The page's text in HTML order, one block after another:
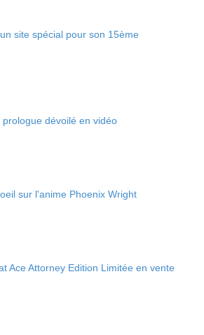
site spécial pour son 15ème
dévoilé en vidéo
sur l'anime Phoenix Wright
Ace Attorney Edition Limitée en vente